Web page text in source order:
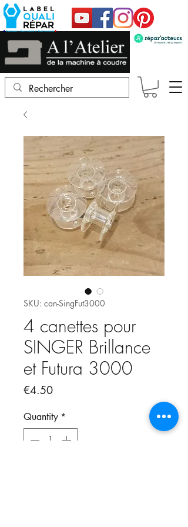
SKU: can-SingFut3000
4 canettes pour
SINGER Brillance
et Futura 3000
€4.50Price
Quantity *